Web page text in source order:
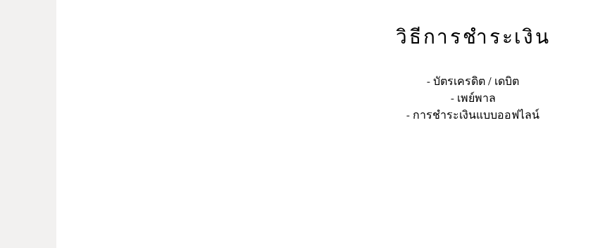
วิธีการชำระเงิน
- บัตรเครดิต / เดบิต
- เพย์พาล
- การชำระเงินแบบออฟไลน์